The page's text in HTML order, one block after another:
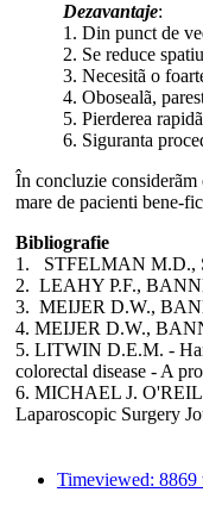
Dezavantaje:
1. Din punct de
2. Se reduce
3. Necesitã o
4. Obosealã,
5. Pierderea
6. Siguranta
În concluzie considerãm
mare de pacienti bene-
Bibliografie
1. STFELMAN M.D.,
2. LEAHY P.F.,
3. MEIJER D.W.,
4. MEIJER D.W.,
5. LITWIN D.E.M. -
colorectal disease - A
6. MICHAEL J.
Laparoscopic Surgery
Timeviewed: 8869